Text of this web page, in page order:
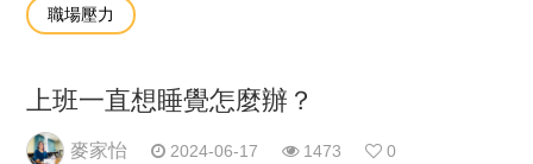
職場壓力
上班一直想睡覺怎麼辦？
麥家怡 2024-06-17 1473 0